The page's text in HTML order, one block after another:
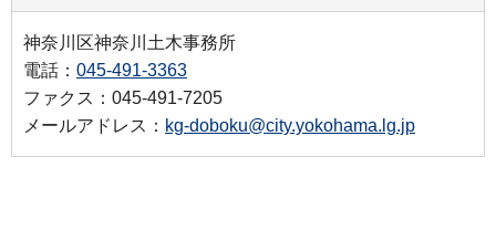
神奈川区神奈川土木事務所
電話： 045-491-3363
ファクス：045-491-7205
メールアドレス： kg-doboku@city.yokohama.lg.jp